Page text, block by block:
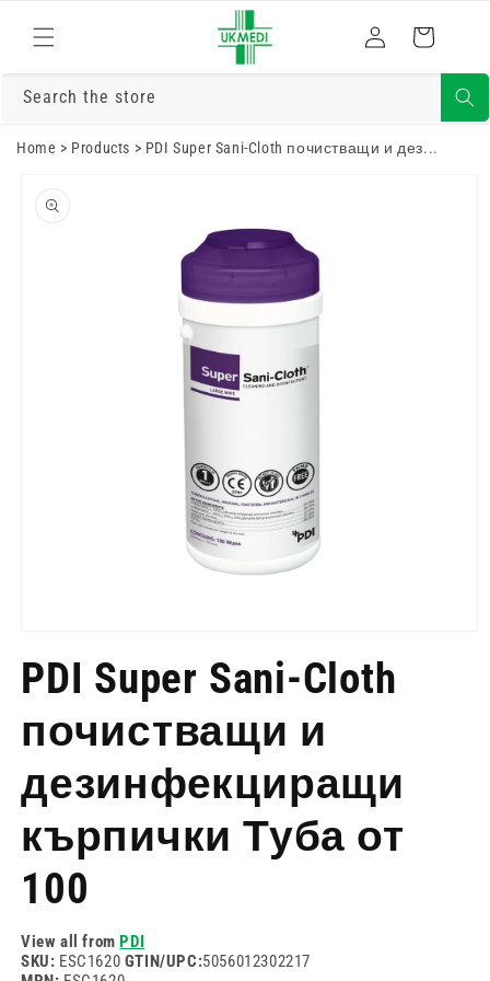
към
съдържанието
Влизам Количка
Search the store
Home > Products > PDI Super Sani-Cloth почистващи и дез...
информацията
за продукта
режим
PDI Super Sani-Cloth
почистващи и
дезинфекциращи
кърпички Туба от
100
View all fromPDI
SKU: ESC1620 GTIN/UPC:5056012302217